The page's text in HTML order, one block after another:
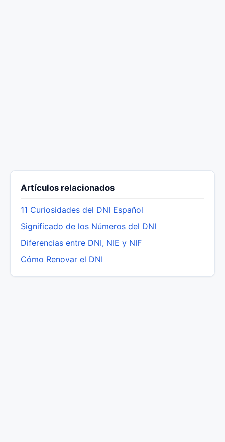
Artículos relacionados
11 Curiosidades del DNI Español
Significado de los Números del DNI
Diferencias entre DNI, NIE y NIF
Cómo Renovar el DNI